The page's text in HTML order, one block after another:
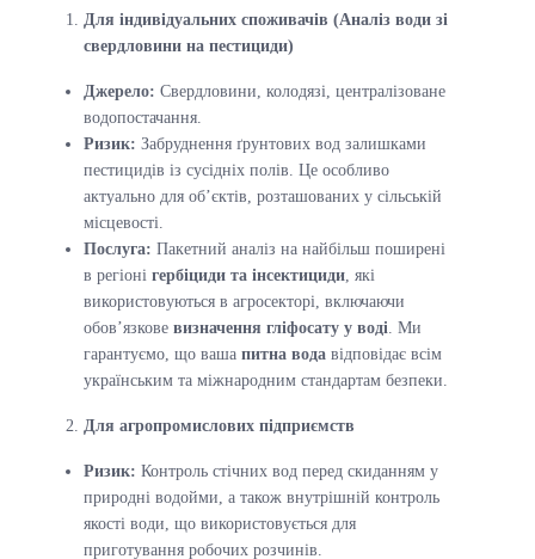
Для індивідуальних споживачів (Аналіз води зі
свердловини на пестициди)
Джерело: Свердловини, колодязі, централізоване
водопостачання.
Ризик: Забруднення ґрунтових вод залишками
пестицидів із сусідніх полів. Це особливо
актуально для об’єктів, розташованих у сільській
місцевості.
Послуга: Пакетний аналіз на найбільш поширені
в регіоні гербіциди та інсектициди , які
використовуються в агросекторі, включаючи
обов’язкове визначення гліфосату у воді . Ми
гарантуємо, що ваша питна вода відповідає всім
українським та міжнародним стандартам безпеки.
Для агропромислових підприємств
Ризик: Контроль стічних вод перед скиданням у
природні водойми, а також внутрішній контроль
якості води, що використовується для
приготування робочих розчинів.